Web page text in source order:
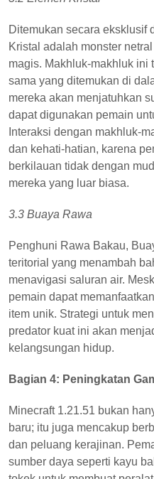
Ditemukan secara eksklusif
Kristal adalah monster
magis. Makhluk-makhluk ini
sama yang ditemukan di
mereka akan menjatuhkan
dapat digunakan pemain
Interaksi dengan makhluk-
dan kehati-hatian, karena
berkilauan tidak dengan
mereka yang luar biasa.
3.3 Buaya Rawa
Penghuni Rawa Bakau,
teritorial yang menambah
menavigasi saluran air.
pemain dapat
item unik. Strategi untuk
predator kuat ini akan
kelangsungan hidup.
Bagian 4: Peningkatan
Minecraft 1.21.51 bukan
baru; itu juga mencakup
dan peluang kerajinan.
sumber daya seperti kayu